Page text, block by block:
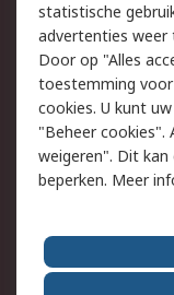
Wettelijk
Cookiebeleid
Privacybeleid
Algemene
Over RS
RS Group
statistische
advertenties weer
Door op "Alles
toestemming voor
cookies. U kunt
"Beheer cookies".
weigeren". Dit
beperken. Meer